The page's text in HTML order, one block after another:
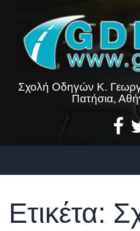
content
Σχολή Οδηγών Κ.
Πατήσια,
Ετικέτα: